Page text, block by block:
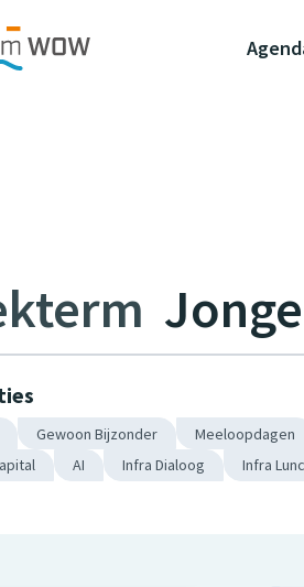
Gewoon Bijzonder
Meeloopdagen
AI Infra Dialoog Infra